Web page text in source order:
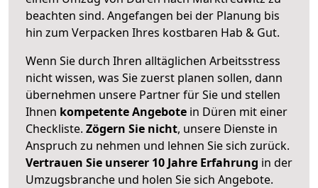
beachten sind. Angefangen bei der Planung bis
hin zum Verpacken Ihres kostbaren Hab & Gut.
Wenn Sie durch Ihren alltäglichen Arbeitsstress
nicht wissen, was Sie zuerst planen sollen, dann
übernehmen unsere Partner für Sie und stellen
Ihnen kompetente Angebote in Düren mit einer
Checkliste. Zögern Sie nicht, unsere Dienste in
Anspruch zu nehmen und lehnen Sie sich zurück.
Vertrauen Sie unserer 10 Jahre Erfahrung in der
Umzugsbranche und holen Sie sich Angebote.